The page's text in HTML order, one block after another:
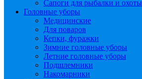
Сапоги для рыбалки и охоты
Головные уборы
Медицинские
Для поваров
Кепки, фуражки
Зимние головные уборы
Летние головные уборы
Подшлемники
Накомарники